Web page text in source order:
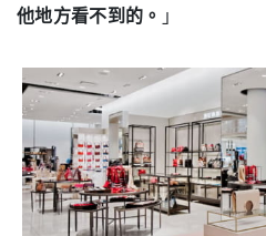
他地方看不到的。 」